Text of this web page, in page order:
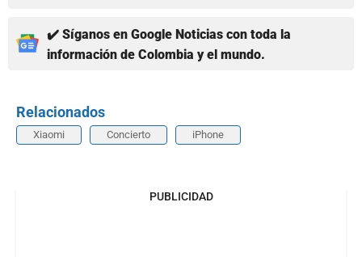
✔️ Síganos en Google Noticias con toda la
información de Colombia y el mundo.
Relacionados
Xiaomi Concierto iPhone
PUBLICIDAD